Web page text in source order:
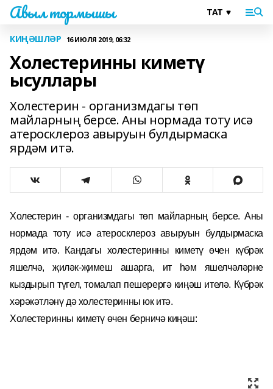
Авыл тормышы
КИҢӘШЛӘР 16 ИЮЛЯ 2019, 06:32
Холестеринны киметү
ысуллары
Холестерин - организмдагы төп
майларның берсе. Аны нормада тоту исә
атеросклероз авыруын булдырмаска
ярдәм итә.
Холестерин - организмдагы төп майларның берсе. Аны
нормада тоту исә атеросклероз авыруын булдырмаска
ярдәм итә. Кандагы холестеринны киметү өчен күбрәк
яшелчә, җиләк-җимеш ашарга, ит һәм яшелчәләрне
кыздырып түгел, томалап пешерергә киңәш ителә. Күбрәк
хәрәкәтләнү дә холестеринны юк итә.
Холестеринны киметү өчен берничә киңәш: